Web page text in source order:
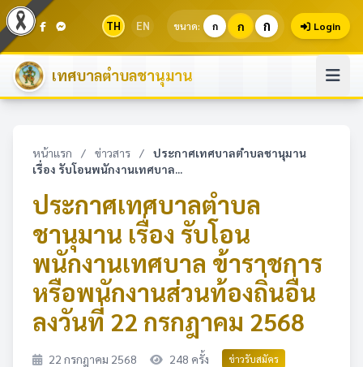
TH EN ขนาด: ก ก ก Login
เทศบาลตำบลชานุมาน
หน้าแรก / ข่าวสาร /
ประกาศเทศบาลตำบลชานุมาน
เรื่อง รับโอนพนักงานเทศบาล...
ประกาศเทศบาลตำบล
ชานุมาน เรื่อง รับโอน
พนักงานเทศบาล ข้าราชการ
หรือพนักงานส่วนท้องถิ่นอื่น
ลงวันที่ 22 กรกฎาคม 2568
22 กรกฎาคม 2568 248 ครั้ง ข่าวรับสมัคร